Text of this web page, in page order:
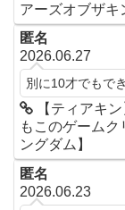
アーズオブザキ
匿名
2026.06.27
別に10才でもで
【ティアキ
もこのゲーム
ングダム】
匿名
2026.06.23